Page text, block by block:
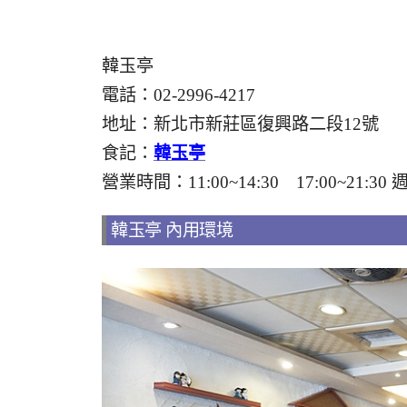
韓玉亭
電話：02-2996-4217
地址：新北市新莊區復興路二段12號
食記： 韓玉亭
營業時間：11:00~14:30 17:00~21:30
韓玉亭 內用環境